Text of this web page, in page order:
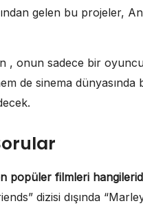
gelen bu projeler,
, onun sadece bir
de sinema dünyasında
popüler filmleri
dizisi dışında